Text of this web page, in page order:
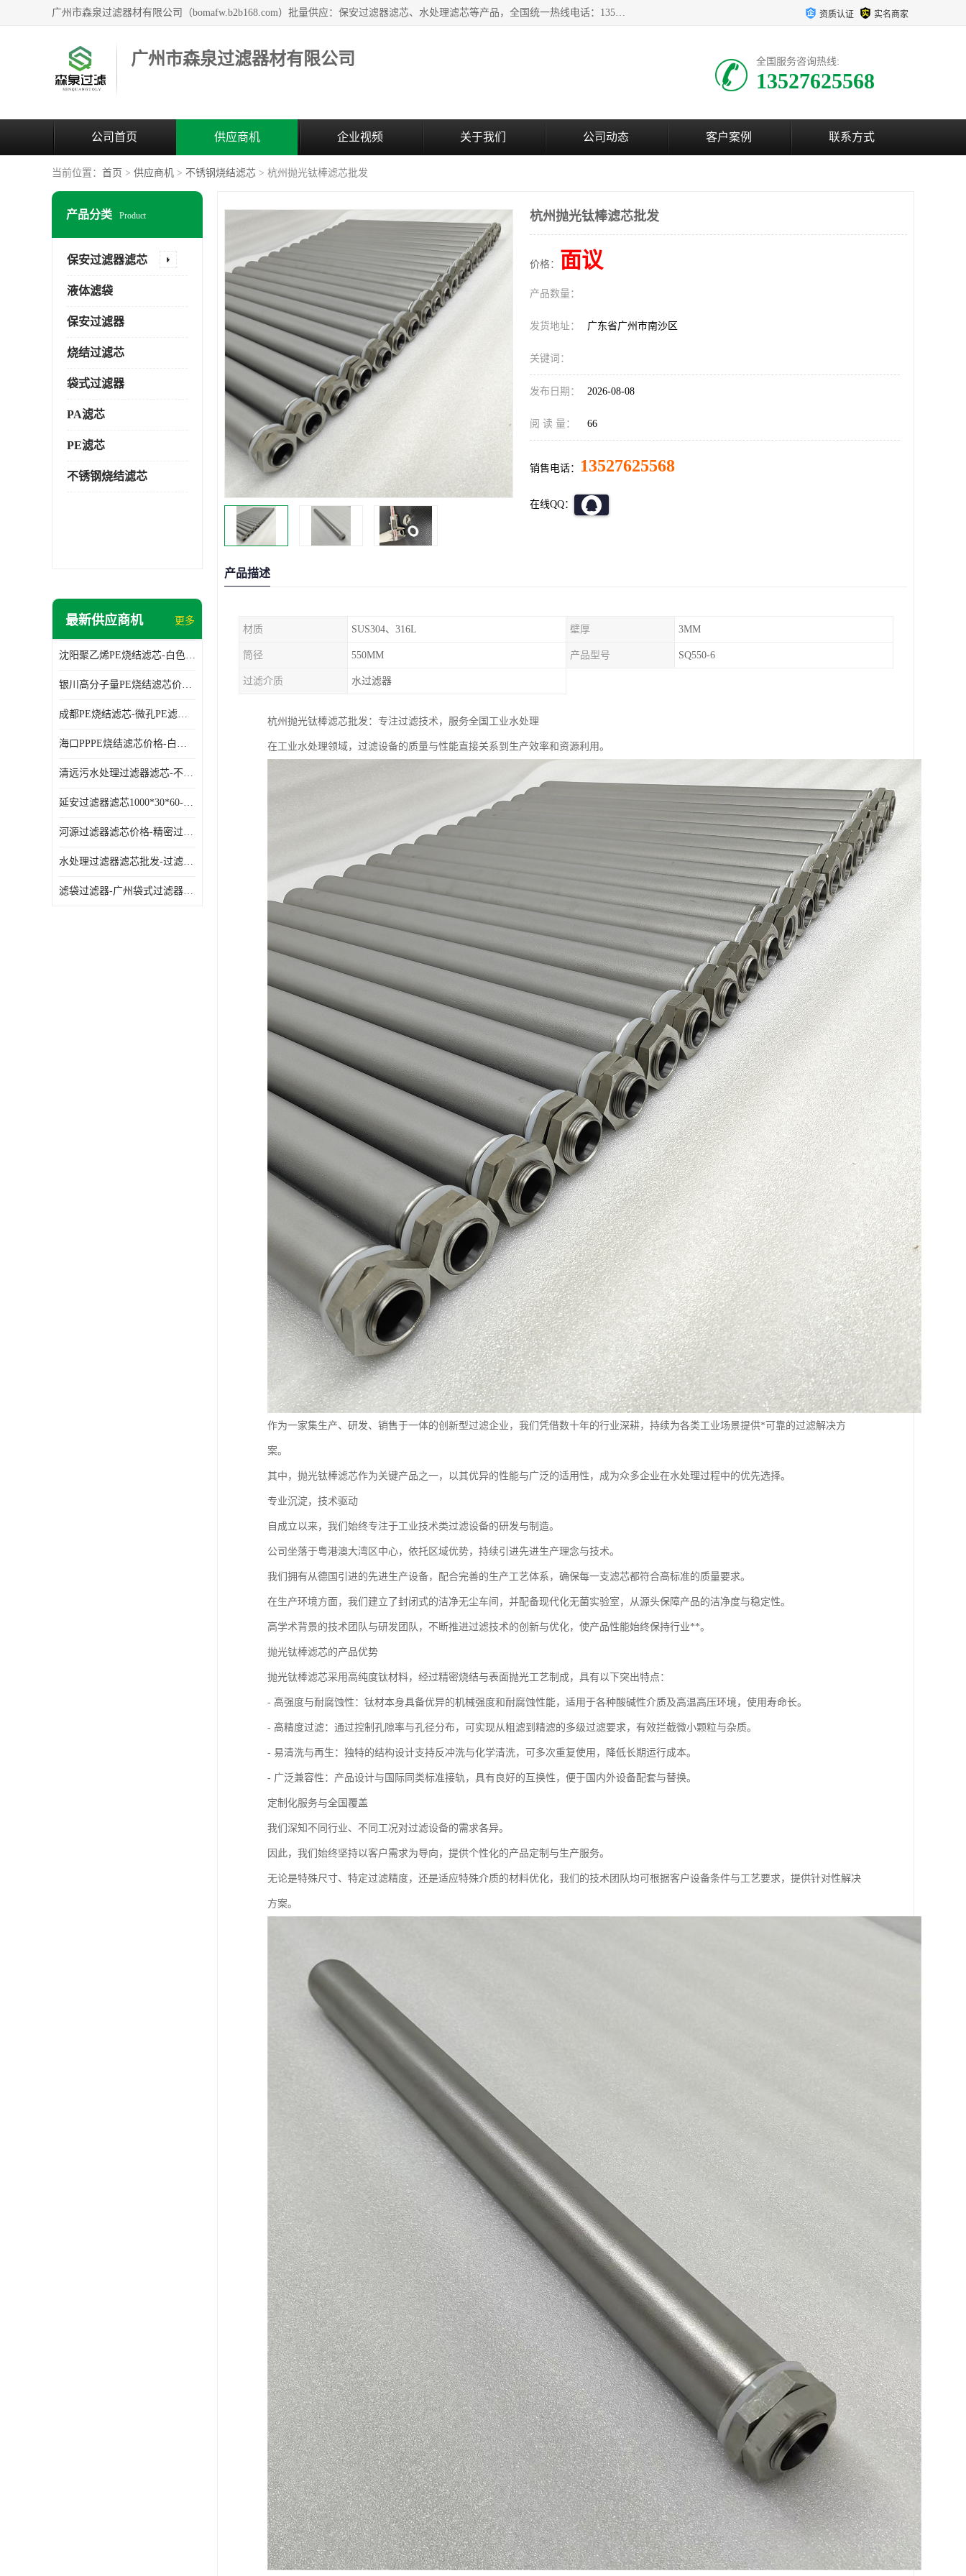
广州市森泉过滤器材有限公司（bomafw.b2b168.com）批量供应：保安过滤器滤芯、水处理滤芯等产品，全国统一热线电话：13527625568。广州市森泉过滤器材有限公司数十年专注于水处理过滤设备的工作，积累了丰富的经验，取得了行业的业绩和成果。 资质认证 实名商家
广州市森泉过滤器材有限公司 全国服务咨询热线:
13527625568
公司首页 供应商机 企业视频 关于我们 公司动态 客户案例 联系方式
当前位置： 首页 > 供应商机 > 不锈钢烧结滤芯 > 杭州抛光钛棒滤芯批发
产品分类 Product
保安过滤器滤芯
液体滤袋
保安过滤器
烧结过滤芯
袋式过滤器
PA滤芯
PE滤芯
不锈钢烧结滤芯
最新供应商机 更多
沈阳聚乙烯PE烧结滤芯-白色PE滤芯-使用寿命长
银川高分子量PE烧结滤芯价格-过滤器PE滤芯-高流通能力
成都PE烧结滤芯-微孔PE滤芯-拆洗方便
海口PPPE烧结滤芯价格-白色PE滤芯-各种规格定制
清远污水处理过滤器滤芯-不锈钢过滤器-欢迎来电咨询
延安过滤器滤芯1000*30*60-水过滤筒-型号齐全
河源过滤器滤芯价格-精密过滤器-大流量滤芯
水处理过滤器滤芯批发-过滤器水过滤-节能环保
滤袋过滤器-广州袋式过滤器厂家-经久耐用
杭州抛光钛棒滤芯批发
价格： 面议
产品数量：
发货地址： 广东省广州市南沙区
关键词：
发布日期： 2026-08-08
阅 读 量： 66
销售电话： 13527625568
在线QQ：
产品描述
材质 SUS304、316L 壁厚 3MM
筒径 550MM 产品型号 SQ550-6
过滤介质 水过滤器
杭州抛光钛棒滤芯批发：专注过滤技术，服务全国工业水处理
在工业水处理领域，过滤设备的质量与性能直接关系到生产效率和资源利用。
作为一家集生产、研发、销售于一体的创新型过滤企业，我们凭借数十年的行业深耕，持续为各类工业场景提供*可靠的过滤解决方
案。
其中，抛光钛棒滤芯作为关键产品之一，以其优异的性能与广泛的适用性，成为众多企业在水处理过程中的优先选择。
专业沉淀，技术驱动
自成立以来，我们始终专注于工业技术类过滤设备的研发与制造。
公司坐落于粤港澳大湾区中心，依托区域优势，持续引进先进生产理念与技术。
我们拥有从德国引进的先进生产设备，配合完善的生产工艺体系，确保每一支滤芯都符合高标准的质量要求。
在生产环境方面，我们建立了封闭式的洁净无尘车间，并配备现代化无菌实验室，从源头保障产品的洁净度与稳定性。
高学术背景的技术团队与研发团队，不断推进过滤技术的创新与优化，使产品性能始终保持行业**。
抛光钛棒滤芯的产品优势
抛光钛棒滤芯采用高纯度钛材料，经过精密烧结与表面抛光工艺制成，具有以下突出特点：
- 高强度与耐腐蚀性：钛材本身具备优异的机械强度和耐腐蚀性能，适用于各种酸碱性介质及高温高压环境，使用寿命长。
- 高精度过滤：通过控制孔隙率与孔径分布，可实现从粗滤到精滤的多级过滤要求，有效拦截微小颗粒与杂质。
- 易清洗与再生：独特的结构设计支持反冲洗与化学清洗，可多次重复使用，降低长期运行成本。
- 广泛兼容性：产品设计与国际同类标准接轨，具有良好的互换性，便于国内外设备配套与替换。
定制化服务与全国覆盖
我们深知不同行业、不同工况对过滤设备的需求各异。
因此，我们始终坚持以客户需求为导向，提供个性化的产品定制与生产服务。
无论是特殊尺寸、特定过滤精度，还是适应特殊介质的材料优化，我们的技术团队均可根据客户设备条件与工艺要求，提供针对性解决
方案。